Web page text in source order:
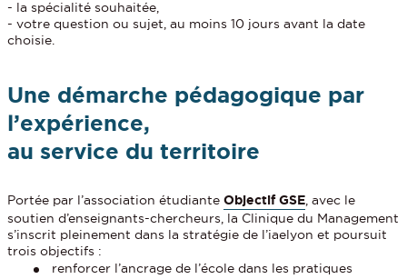
- la spécialité souhaitée,
- votre question ou sujet, au moins 10 jours avant la date
choisie.
Une démarche pédagogique par
l’expérience,
au service du territoire
Portée par l’association étudianteObjectif GSE, avec le
soutien d’enseignants-chercheurs, la Clinique du Management
s’inscrit pleinement dans la stratégie de l’iaelyon et poursuit
trois objectifs :
renforcer l’ancrage de l’école dans les pratiques